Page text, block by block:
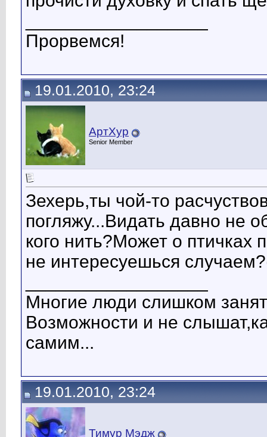
Прорвемся!
19.01.2010, 23:24
АртХур
Senior Member
Зехерь,ты чой-то
погляжу...Видать давно не
кого нить?Может о птичках
не интересуешься
Многие люди слишком
Возможности и не
самим...
19.01.2010, 23:24
Тимур Мэдж